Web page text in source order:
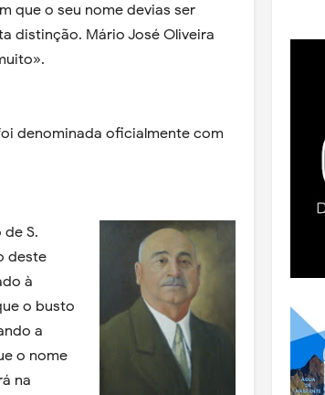
que o seu nome devias ser
distinção. Mário José Oliveira
denominada oficialmente com
S.
deste
à
o busto
a
o nome
na